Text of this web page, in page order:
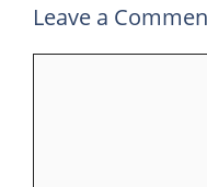
Leave a